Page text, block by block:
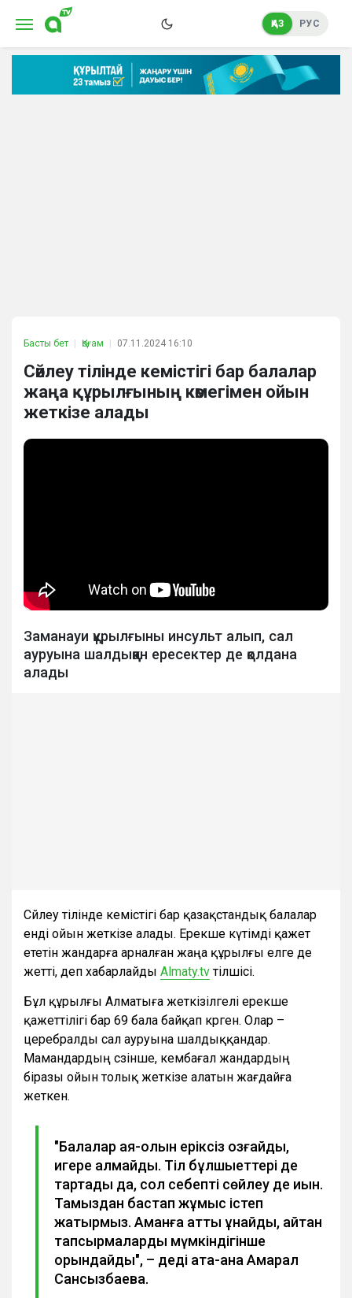
ҚАЗ РУС
Басты бет Қоғам 07.11.2024 16:10
Сөйлеу тілінде кемістігі бар балалар
жаңа құрылғының көмегімен ойын
жеткізе алады
Заманауи құрылғыны инсульт алып, сал
ауруына шалдыққан ересектер де қолдана
алады
Сөйлеу тілінде кемістігі бар қазақстандық балалар
енді ойын жеткізе алады. Ерекше күтімді қажет
ететін жандарға арналған жаңа құрылғы елге де
жетті, деп хабарлайды Almaty.tvтілшісі.
Бұл құрылғы Алматыға жеткізілгелі ерекше
қажеттілігі бар 69 бала байқап көрген. Олар –
церебралды сал ауруына шалдыққандар.
Мамандардың сөзінше, кембағал жандардың
біразы ойын толық жеткізе алатын жағдайға
жеткен.
"Балалар аяқ-қолын еріксіз қозғайды,
игере алмайды. Тіл бұлшықеттері де
тартады да, сол себепті сөйлеу де қиын.
Тамыздан бастап жұмыс істеп
жатырмыз. Аманға қатты ұнайды, айтқан
тапсырмаларды мүмкіндігінше
орындайды", – деді ата-ана Ақмарал
Сансызбаева.